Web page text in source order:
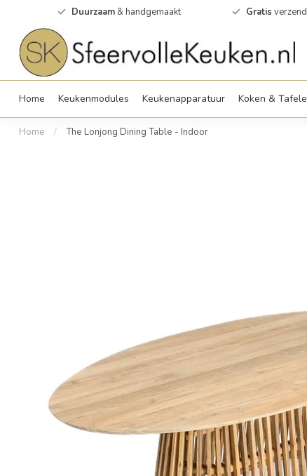
Duurzaam & handgemaakt Gratis
Home Keukenmodules Keukenapparatuur Koken &
Home / The Lonjong Dining Table - Indoor